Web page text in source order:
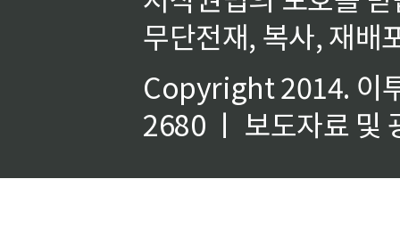
무단전재, 복사, 재배
Copyright 2014. 이
2680 ㅣ 보도자료